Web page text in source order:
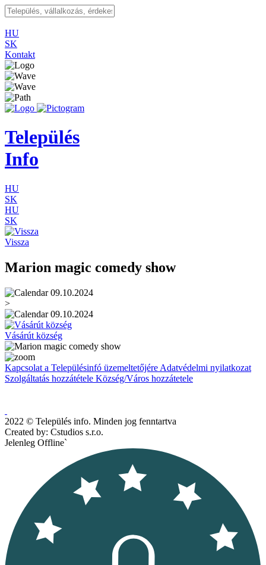
HU
SK
Kontakt
Település
Info
HU
SK
HU
SK
Vissza
Marion magic comedy show
09.10.2024
>
09.10.2024
Vásárút község
Kapcsolat a Településinfó üzemeltetőjére Adatvédelmi nyilatkozat
Szolgáltatás hozzátétele Község/Város hozzátetele
2022 © Település info. Minden jog fenntartva
Created by: Cstudios s.r.o.
Jelenleg Offline`